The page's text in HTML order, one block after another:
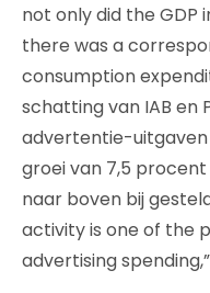
not only did the GDP
there was a
consumption
schatting van IAB en
advertentie-uitgaven
groei van 7,5
naar boven bij
activity is one of the
advertising